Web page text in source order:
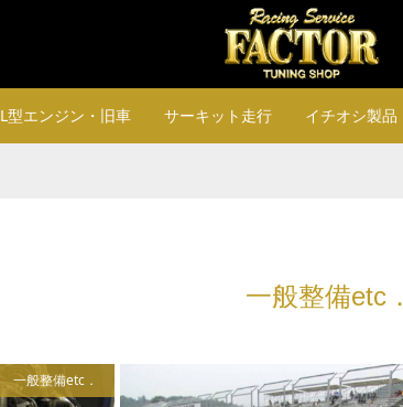
L型エンジン・旧車 サーキット走行 イチオシ製品
一般整備etc．
一般整備etc．